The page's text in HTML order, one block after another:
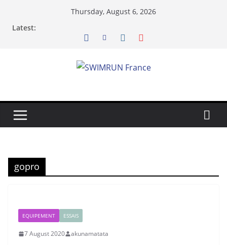
Thursday, August 6, 2026
Latest:
gopro
EQUIPEMENT ESSAIS
7 August 2020 akunamatata